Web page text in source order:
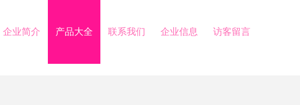
企业简介 产品大全 联系我们 企业信息 访客留言